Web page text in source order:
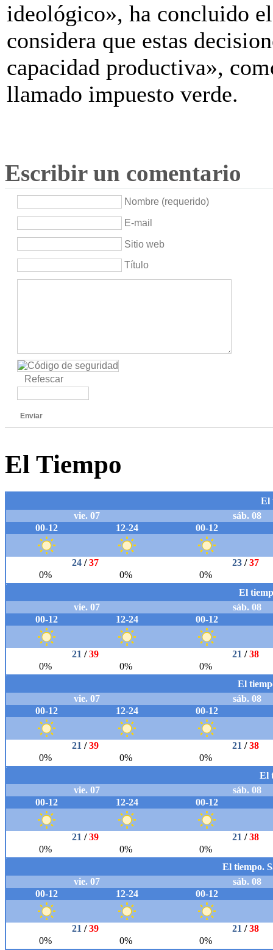
ideológico», ha concluido
considera que estas
capacidad productiva»,
llamado impuesto verde.
Escribir un comentario
Nombre (requerido)
E-mail
Sitio web
Título
Refescar
Enviar
El Tiempo